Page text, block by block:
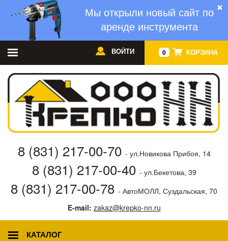
✖
Мы открыли новый сайт по
аренде инструмента
0 КОРЗИНА
ВОЙТИ
8 (831) 217-00-70 - ул.Новикова Прибоя, 14
8 (831) 217-00-40 - ул.Бекетова, 39
8 (831) 217-00-78 - АвтоМОЛЛ, Суздальская, 70
E-mail: zakaz@krepko-nn.ru
КАТАЛОГ